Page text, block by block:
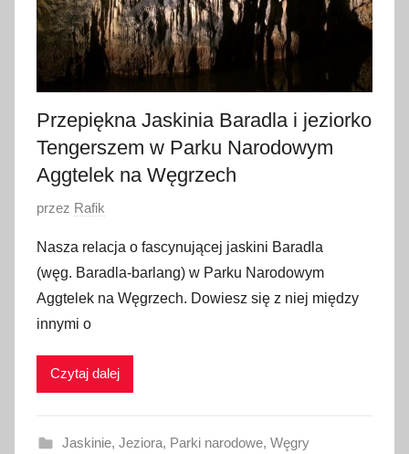
Przepiękna Jaskinia Baradla i jeziorko
Tengerszem w Parku Narodowym
Aggtelek na Węgrzech
O
u
b
l
i
w
n
przez Rafik
Nasza relacja o fascynującej jaskini Baradla
(węg. Baradla-barlang) w Parku Narodowym
Aggtelek na Węgrzech. Dowiesz się z niej między
innymi o
Czytaj dalej
Jaskinie, Jeziora, Parki narodowe, Węgry